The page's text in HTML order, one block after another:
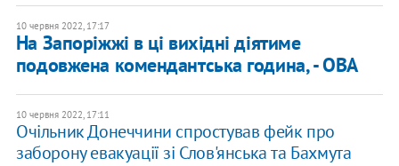
10 червня 2022, 17:17
​На Запоріжжі в ці вихідні діятиме
подовжена комендантська година, - ОВА
10 червня 2022, 17:11
Очільник Донеччини спростував фейк про
заборону евакуації зі Слов'янська та Бахмута